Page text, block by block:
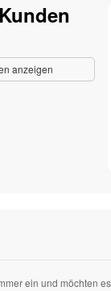
anzeigen
ein und möchten